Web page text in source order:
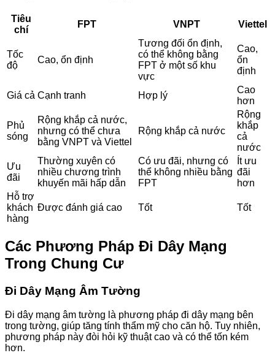
Tiêu
chí
FPT VNPT Viettel
Tốc
độ
Cao, ổn định
Tương đối ổn định,
có thể không bằng
FPT ở một số khu
vực
Cao,
ổn
định
Giá cả Cạnh tranh Hợp lý
Cao
hơn
Phủ
sóng
Rộng khắp cả nước,
nhưng có thể chưa
bằng VNPT và Viettel
Rộng khắp cả nước
Rộng
khắp
cả
nước
Ưu
đãi
Thường xuyên có
nhiều chương trình
khuyến mãi hấp dẫn
Có ưu đãi, nhưng có
thể không nhiều bằng
FPT
Ít ưu
đãi
hơn
Hỗ trợ
khách
hàng
Được đánh giá cao Tốt Tốt
Các Phương Pháp Đi Dây Mạng
Trong Chung Cư
Đi Dây Mạng Âm Tường
Đi dây mạng âm tường là phương pháp đi dây mạng bên
trong tường, giúp tăng tính thẩm mỹ cho căn hộ. Tuy nhiên,
phương pháp này đòi hỏi kỹ thuật cao và có thể tốn kém
hơn.